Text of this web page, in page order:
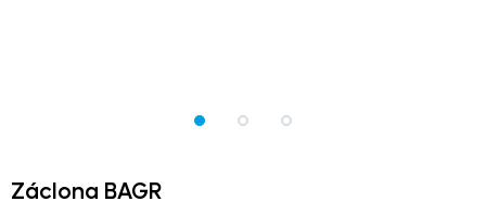
Záclona BAGR